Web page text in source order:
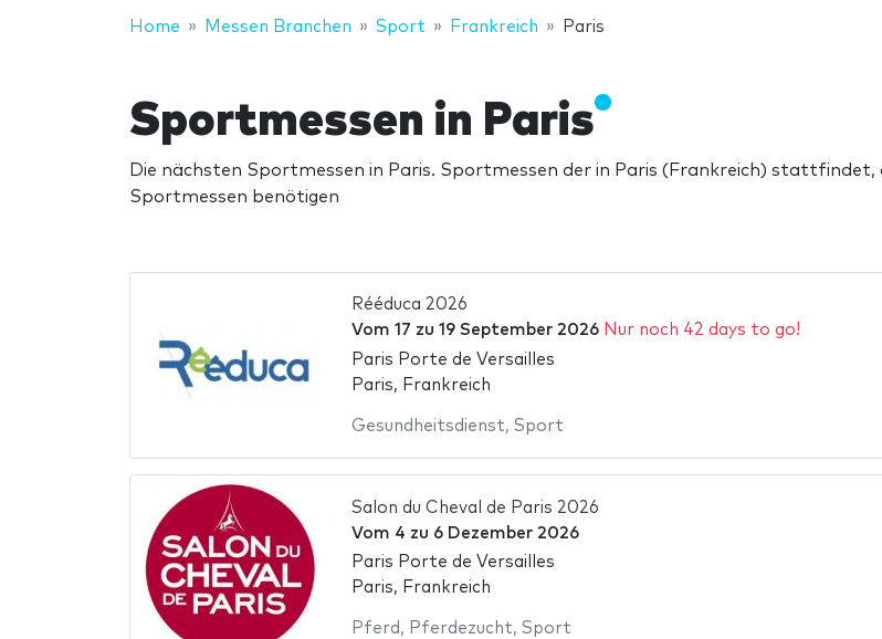
Home Messen Branchen Sport Frankreich Paris
Sportmessen in Paris
Die nächsten Sportmessen in Paris. Sportmessen der in Paris (Frankreich)
Sportmessen benötigen
Rééduca 2026
Vom 17 zu 19 September 2026 Nur noch 42 days to go!
Paris Porte de Versailles
Paris, Frankreich
Gesundheitsdienst, Sport
Salon du Cheval de Paris 2026
Vom 4 zu 6 Dezember 2026
Paris Porte de Versailles
Paris, Frankreich
Pferd , Pferdezucht, Sport